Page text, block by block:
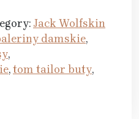
Jack Wolfskin
damskie,
,
,tom tailor buty,